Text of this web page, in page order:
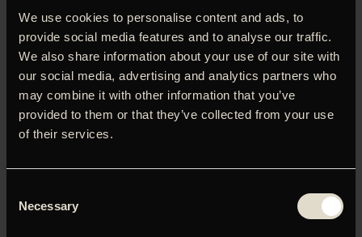
We use cookies to personalise content and ads, to
provide social media features and to analyse our traffic.
We also share information about your use of our site with
our social media, advertising and analytics partners who
may combine it with other information that you’ve
provided to them or that they’ve collected from your use
of their services.
Selection
Necessary
‘Side by Side’ er et crash-kursus i hvad den digitale
revolution betyder for filmen, og en veloplagt
opsummering af alle de friheder (og nye begrænsninger!),
som digitaliseringen fører med sig. Keanu Reeves er
overraskende sjov og veloplagt som værten, der møder
instruktør-eliten til en snak om noget, de alle er dybt
optagede af (og uenige om): Lynch, von Trier, Scorsese,
skifte, men er filmene egentlig blevet bedre af de nye
muligheder? Som titlen antyder rejses forholdet imellem